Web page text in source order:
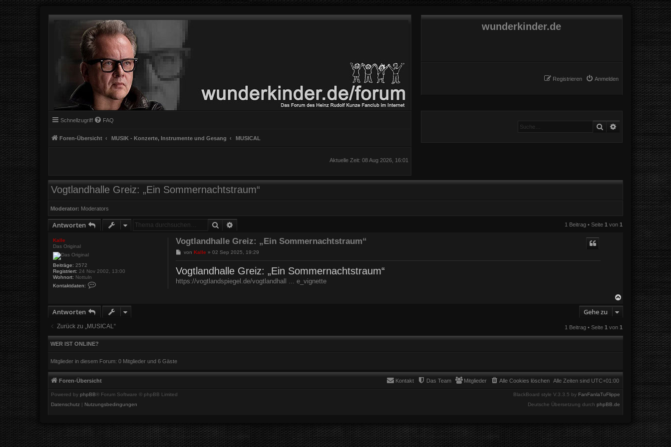
wunderkinder.de
Anmelden
Registrieren
Schnellzugriff FAQ
Foren-Übersicht MUSIK - Konzerte, Instrumente und Gesang MUSICAL
Suche Erweiterte Suche
Aktuelle Zeit: 08 Aug 2026, 16:01
Vogtlandhalle Greiz: „Ein Sommernachtstraum“
Moderator: Moderators
Antworten Suche 1 Beitrag • Seite 1 von 1
Kalle
Das Original
Beiträge: 2572
Registriert: 24 Nov 2002, 13:00
Wohnort: Nottuln
Kontaktdaten:
a
d
t
e
o
K
a
l
l
e
Vogtlandhalle Greiz: „Ein Sommernachtstraum“
B
t
r
a
von Kalle » 02 Sep 2025, 19:29
Vogtlandhalle Greiz: „Ein Sommernachtstraum“
https://vogtlandspiegel.de/vogtlandhall ... e_vignette
e
Antworten Gehe zu
Zurück zu „MUSICAL“ 1 Beitrag • Seite 1 von 1
WER IST ONLINE?
Mitglieder in diesem Forum: 0 Mitglieder und 6 Gäste
Foren-Übersicht Alle Zeiten sind UTC+01:00
Alle Cookies löschen
Mitglieder
Das Team
Kontakt
Powered by phpBB® Forum Software © phpBB Limited BlackBoard style V.3.3.5 by FanFanlaTuFlippe
Deutsche Übersetzung durch phpBB.de
Datenschutz Nutzungsbedingungen